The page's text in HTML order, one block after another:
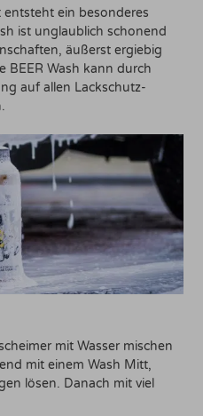
ein besonderes
ist unglaublich schonend
äußerst ergiebig
BEER Wash kann durch
auf allen Lackschutz-
mit Wasser mischen
mit einem Wash Mitt,
lösen. Danach mit viel